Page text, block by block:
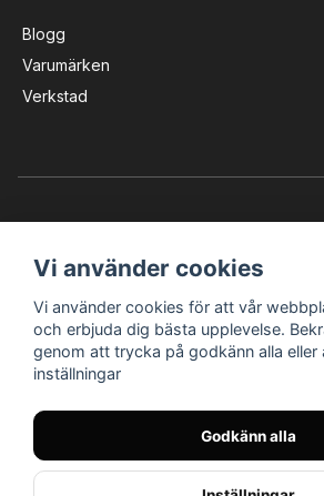
Blogg
Varumärken
Verkstad
© Nilssons MC - Allt för dig &
Instagram Facebook
Vi använder cookies
Vi använder cookies för att vår
och erbjuda dig bästa upplevelse.
genom att trycka på godkänn alla eller
inställningar
Godkänn alla